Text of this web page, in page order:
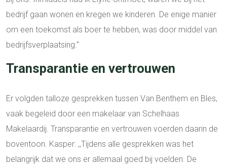
bedrijf gaan wonen en kregen we kinderen. De enige manier
om een toekomst als boer te hebben, was door middel van
bedrijfsverplaatsing.’’
Transparantie en vertrouwen
Er volgden talloze gesprekken tussen Van Benthem en Bles,
vaak begeleid door een makelaar van Schelhaas
Makelaardij. Transparantie en vertrouwen voerden daarin de
boventoon. Kasper: ,,Tijdens alle gesprekken was het
belangrijk dat we ons er allemaal goed bij voelden. De